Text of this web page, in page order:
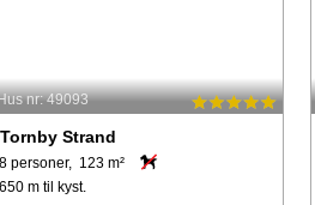
nr: 49093
Tornby Strand
8 personer, 123 m²
650 m til kyst.